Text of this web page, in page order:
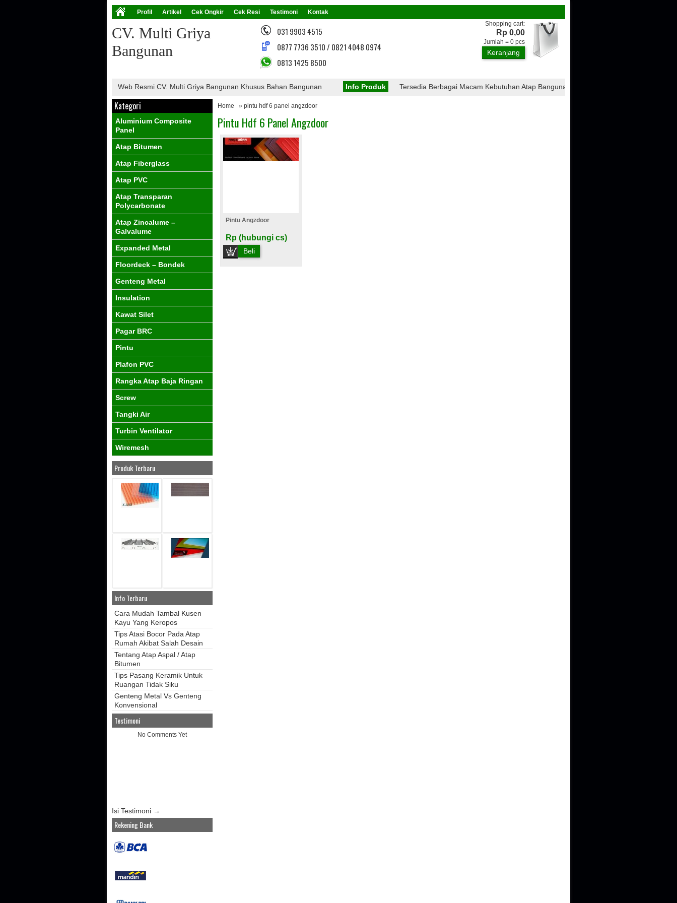
Profil Artikel Cek Ongkir Cek Resi Testimoni Kontak
CV. Multi Griya
Bangunan
031 9903 4515
0877 7736 3510 / 0821 4048 0974
0813 1425 8500
Shopping cart:
Rp 0,00
Jumlah = 0 pcs
Keranjang
Web Resmi CV. Multi Griya Bangunan Khusus Bahan Bangunan Info Produk Tersedia Berbagai Macam Kebutuhan Atap Bangunan, Seperti : Atap CTI, Atap
Home » pintu hdf 6 panel angzdoor
Pintu Hdf 6 Panel Angzdoor
Pintu Angzdoor
Rp (hubungi cs)
Beli
Kategori
Aluminium Composite
Panel
Atap Bitumen
Atap Fiberglass
Atap PVC
Atap Transparan
Polycarbonate
Atap Zincalume –
Galvalume
Expanded Metal
Floordeck – Bondek
Genteng Metal
Insulation
Kawat Silet
Pagar BRC
Pintu
Plafon PVC
Rangka Atap Baja Ringan
Screw
Tangki Air
Turbin Ventilator
Wiremesh
Produk Terbaru
Info Terbaru
Cara Mudah Tambal Kusen
Kayu Yang Keropos
Tips Atasi Bocor Pada Atap
Rumah Akibat Salah Desain
Tentang Atap Aspal / Atap
Bitumen
Tips Pasang Keramik Untuk
Ruangan Tidak Siku
Genteng Metal Vs Genteng
Konvensional
Testimoni
No Comments Yet
Isi Testimoni →
Rekening Bank